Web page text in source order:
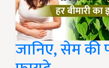
जानिए, सेम की